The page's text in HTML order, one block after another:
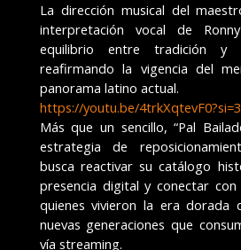
La dirección musical del
interpretación vocal de
equilibrio entre tradición y
reafirmando la vigencia del
panorama latino actual.
https://youtu.be/4trkXqtevF0?
Más que un sencillo, “Pal
estrategia de
busca reactivar su catálogo
presencia digital y conectar con
quienes vivieron la era dorada
nuevas generaciones que
vía streaming.